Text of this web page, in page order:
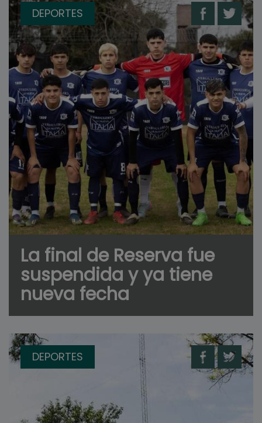
DEPORTES
La final de Reserva fue
suspendida y ya tiene
nueva fecha
DEPORTES